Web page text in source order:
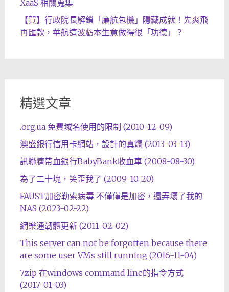
XaaS 相關蒐集
【賀】行政院長解鎖「廉航包機」隱藏成就！先爽飛
再匯款，華航這波虧本生意做得很「功德」？
精選文章
.org.ua 免費域名使用的限制 (2010-12-09)
澳盛銀行信用卡網站，設計的真爛 (2013-03-13)
訊聯臍帶血銀行BabyBank收血車 (2008-08-30)
為了二十塊，笑歪我了 (2009-10-20)
FAUST加密勒索病毒 不僅僅是加密，還弄壞了我的
NAS (2023-02-22)
網樂通韌體更新 (2011-02-02)
This server can not be forgotten because there
are some user VMs still running (2016-11-04)
7zip 在windows command line的指令方式
(2017-01-03)